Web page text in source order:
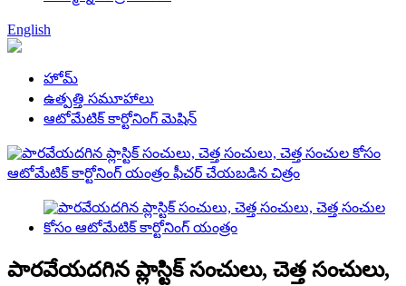
English
హోమ్
ఉత్పత్తి సమూహాలు
ఆటోమేటిక్ కార్టోనింగ్ మెషిన్
పారవేయదగిన ప్లాస్టిక్ సంచులు, చెత్త సంచులు,